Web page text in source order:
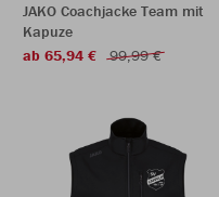
JAKO Coachjacke Team mit
Kapuze
ab 65,94 €
99,99 €